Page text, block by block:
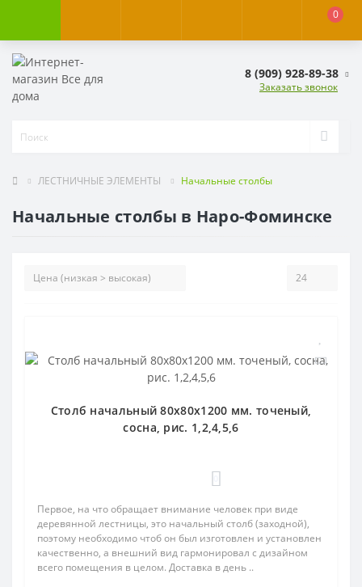
0
8 (909) 928-89-38
Заказать звонок
ЛЕСТНИЧНЫЕ ЭЛЕМЕНТЫ Начальные столбы
Начальные столбы в Наро-Фоминске
Столб начальный 80х80х1200 мм. точеный,
сосна, рис. 1,2,4,5,6
Первое, на что обращает внимание человек при виде
деревянной лестницы, это начальный столб (заходной),
поэтому необходимо чтоб он был изготовлен и установлен
качественно, а внешний вид гармонировал с дизайном
всего помещения в целом. Доставка в день ..